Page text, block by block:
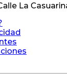
La